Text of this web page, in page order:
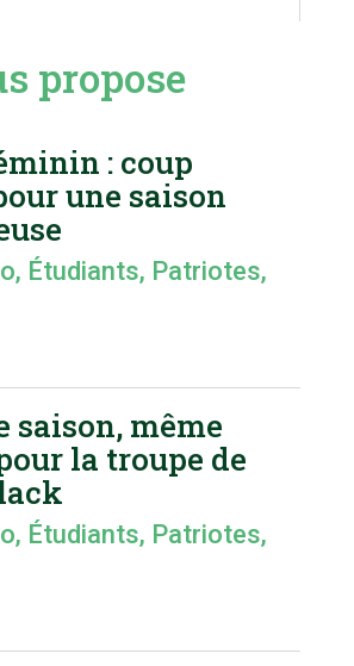
propose
: coup
une saison
, Étudiants, Patriotes,
saison, même
la troupe de
, Étudiants, Patriotes,